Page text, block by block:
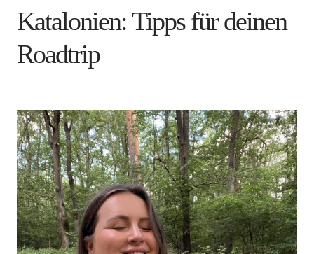
Katalonien: Tipps für deinen
Roadtrip